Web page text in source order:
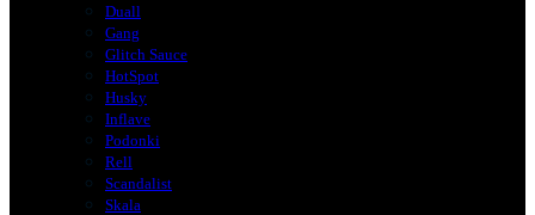
Duall
Gang
Glitch Sauce
HotSpot
Husky
Inflave
Podonki
Rell
Scandalist
Skala